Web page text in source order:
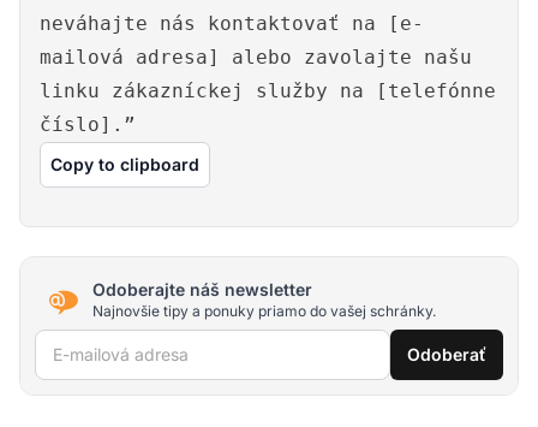
neváhajte nás kontaktovať na [e-
mailová adresa] alebo zavolajte našu
linku zákazníckej služby na [telefónne
číslo].”
Copy to clipboard
Odoberajte náš newsletter
Najnovšie tipy a ponuky priamo do vašej schránky.
E-mailová adresa Odoberať